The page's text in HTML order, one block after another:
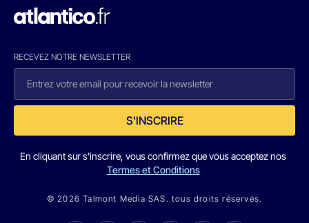
RECEVEZ NOTRE NEWSLETTER
S'INSCRIRE
En cliquant sur s'inscrire, vous confirmez que vous acceptez nos
Termes et Conditions
© 2026 Talmont Media SAS. tous droits réservés.